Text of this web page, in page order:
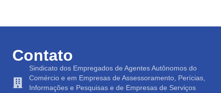
Contato
Sindicato dos Empregados de Agentes Autônomos do
Comércio e em Empresas de Assessoramento, Perícias,
Informações e Pesquisas e de Empresas de Serviços